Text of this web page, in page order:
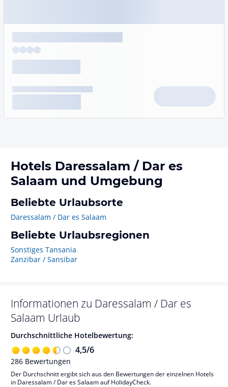
Hotels Daressalam / Dar es
Salaam und Umgebung
Beliebte Urlaubsorte
Daressalam / Dar es Salaam
Beliebte Urlaubsregionen
Sonstiges Tansania
Zanzibar / Sansibar
Informationen zu Daressalam / Dar es
Salaam Urlaub
Durchschnittliche Hotelbewertung:
4,5/6
286 Bewertungen
Der Durchschnitt ergibt sich aus den Bewertungen der einzelnen Hotels
in Daressalam / Dar es Salaam auf HolidayCheck.